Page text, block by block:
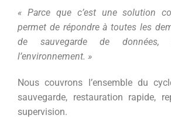
« Parce que c’est une solution
permet de répondre à toutes les
de sauvegarde de
l’environnement. »
Nous couvrons l’ensemble du
sauvegarde, restauration rapide,
supervision.